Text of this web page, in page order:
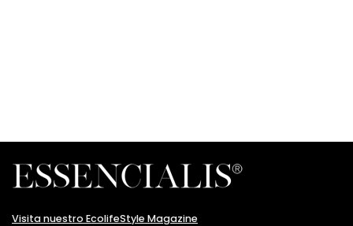
Visita nuestro EcolifeStyle Magazine